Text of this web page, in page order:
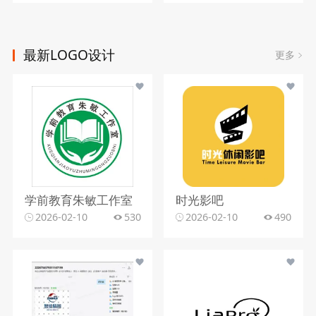
最新LOGO设计 更多
学前教育朱敏工作室
2026-02-10 530
时光影吧
2026-02-10 490